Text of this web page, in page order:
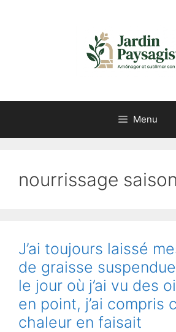
Menu
nourrissage
J’ai toujours laissé
de graisse
le jour où j’ai vu des
en point, j’ai compris
chaleur en faisait